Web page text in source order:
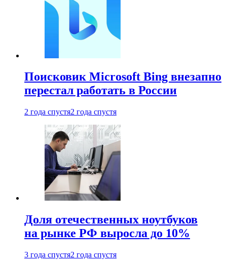
Поисковик Microsoft Bing внезапно
перестал работать в России
2 года спустя2 года спустя
Доля отечественных ноутбуков
на рынке РФ выросла до 10%
3 года спустя2 года спустя